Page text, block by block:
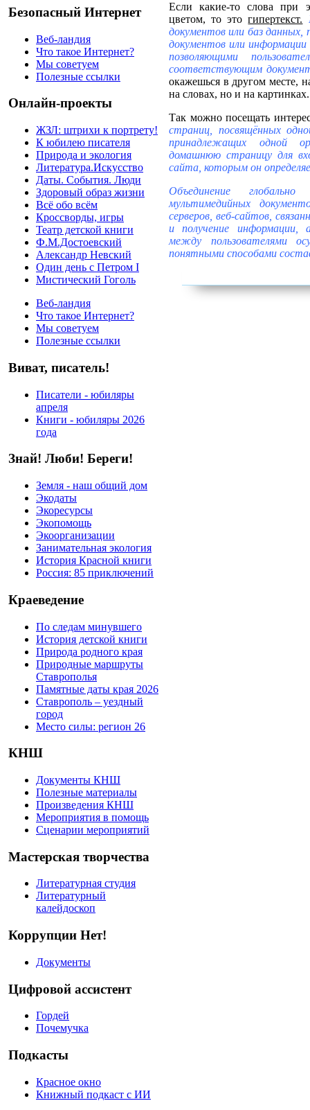
Безопасный Интернет
Веб-ландия
Что такое Интернет?
Мы советуем
Полезные ссылки
Онлайн-проекты
ЖЗЛ: штрихи к портрету!
К юбилею писателя
Природа и экология
Литература.Искусство
Даты. События. Люди
Здоровый образ жизни
Всё обо всём
Кроссворды, игры
Театр детской книги
Ф.М.Достоевский
Александр Невский
Один день с Петром I
Мистический Гоголь
Веб-ландия
Что такое Интернет?
Мы советуем
Полезные ссылки
Виват, писатель!
Писатели - юбиляры
апреля
Книги - юбиляры 2026
года
Знай! Люби! Береги!
Земля - наш общий дом
Экодаты
Экоресурсы
Экопомощь
Экоорганизации
Занимательная экология
История Красной книги
Россия: 85 приключений
Краеведение
По следам минувшего
История детской книги
Природа родного края
Природные маршруты
Ставрополья
Памятные даты края 2026
Ставрополь – уездный
город
Место силы: регион 26
КНШ
Документы КНШ
Полезные материалы
Произведения КНШ
Мероприятия в помощь
Сценарии мероприятий
Мастерская творчества
Литературная студия
Литературный
калейдоскоп
Коррупции Нет!
Документы
Цифровой ассистент
Гордей
Почемучка
Подкасты
Красное окно
Книжный подкаст с ИИ
Если какие-то слова при
цветом, то этогипертекст.
документов или баз
документов или информации
позволяющими
соответствующим
окажешься в другом месте,
на словах, но и на картинках.
Так можно посещать
страниц, посвящённых
принадлежащих одной
домашнюю страницу для
сайта, которым он
Объединение
мультимедийных
серверов, веб-сайтов,
и получение информации,
между пользователями
понятными способами